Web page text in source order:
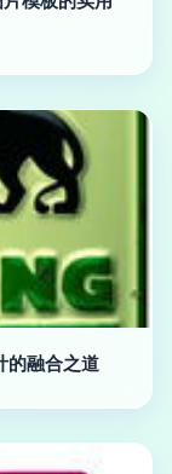
的融合之道